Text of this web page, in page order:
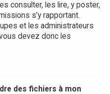
consulter, les lire, y poster,
s’y rapportant.
et les administrateurs
devez donc les
des fichiers à mon